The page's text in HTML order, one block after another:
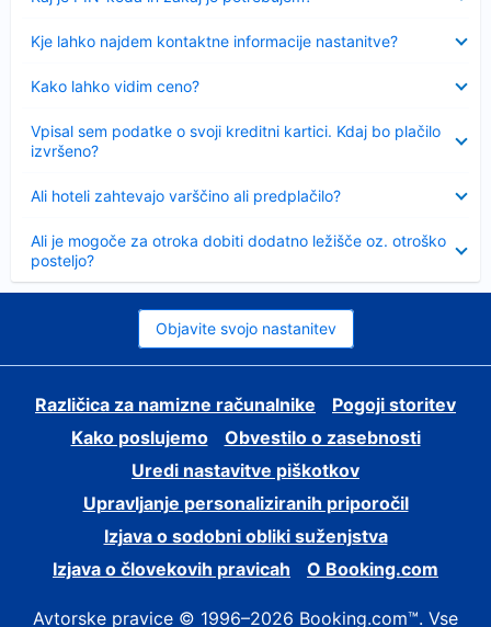
Kje lahko najdem kontaktne informacije nastanitve?
Kako lahko vidim ceno?
Vpisal sem podatke o svoji kreditni kartici. Kdaj bo plačilo
izvršeno?
Ali hoteli zahtevajo varščino ali predplačilo?
Ali je mogoče za otroka dobiti dodatno ležišče oz. otroško
posteljo?
Objavite svojo nastanitev
Različica za namizne računalnike
Pogoji storitev
Kako poslujemo
Obvestilo o zasebnosti
Uredi nastavitve piškotkov
Upravljanje personaliziranih priporočil
Izjava o sodobni obliki suženjstva
Izjava o človekovih pravicah
O Booking.com
Avtorske pravice © 1996–2026 Booking.com™. Vse